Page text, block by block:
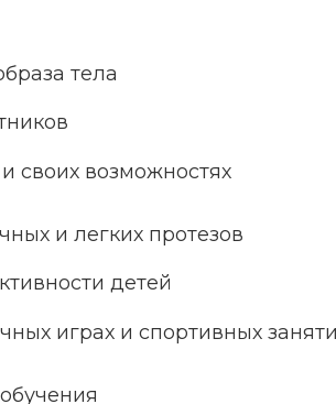
тела
своих возможностях
и легких протезов
детей
играх и спортивных